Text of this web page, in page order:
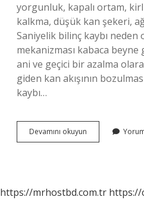
yorgunluk, kapalı ortam,
kalkma, düşük kan şekeri,
Saniyelik bilinç kaybı neden
mekanizması kabaca
ani ve geçici bir azalma
giden kan akışının
kaybı…
Devamını okuyun
Şuur
https://mrhostbd.com.tr https://